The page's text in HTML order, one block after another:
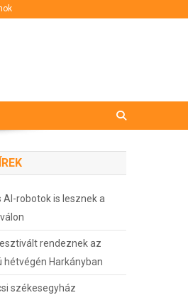
AI-robotok is lesznek a
rendeznek az
Harkányban
székesegyház